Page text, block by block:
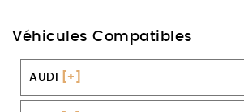
Véhicules Compatibles
AUDI [+]